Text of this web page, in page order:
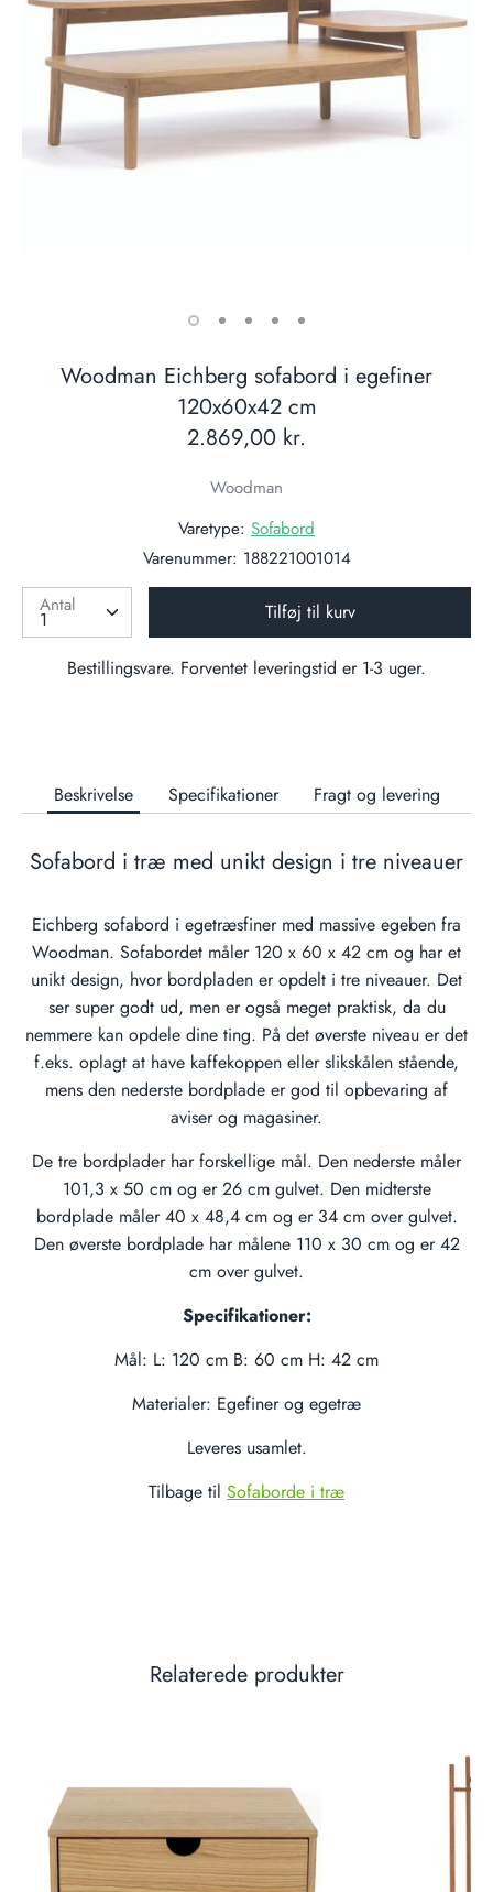
Woodman Eichberg sofabord i egefiner
120x60x42 cm
2.869,00 kr.
Woodman
Varetype: Sofabord
Varenummer: 188221001014
Antal
Tilføj til kurv
Bestillingsvare. Forventet leveringstid er 1-3 uger.
Beskrivelse Specifikationer Fragt og levering
Sofabord i træ med unikt design i tre niveauer
Eichberg sofabord i egetræsfiner med massive egeben fra
Woodman. Sofabordet måler 120 x 60 x 42 cm og har et
unikt design, hvor bordpladen er opdelt i tre niveauer. Det
ser super godt ud, men er også meget praktisk, da du
nemmere kan opdele dine ting. På det øverste niveau er det
f.eks. oplagt at have kaffekoppen eller slikskålen stående,
mens den nederste bordplade er god til opbevaring af
aviser og magasiner.
De tre bordplader har forskellige mål. Den nederste måler
101,3 x 50 cm og er 26 cm gulvet. Den midterste
bordplade måler 40 x 48,4 cm og er 34 cm over gulvet.
Den øverste bordplade har målene 110 x 30 cm og er 42
cm over gulvet.
Specifikationer:
Mål: L: 120 cm B: 60 cm H: 42 cm
Materialer: Egefiner og egetræ
Leveres usamlet.
Tilbage til Sofaborde i træ
Relaterede produkter